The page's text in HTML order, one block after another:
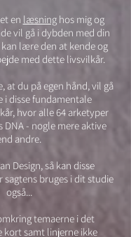
en læsninghos mig og
vil gå i dybden med din
kan lære den at kende og
med dette livsvilkår.
at du på egen hånd, vil gå
i disse fundamentale
hvor alle 64 arketyper
DNA - nogle mere aktive
andre.
Design, så kan disse
sagtens bruges i dit studie
også...
temaerne i det
kort samt linjerne ikke